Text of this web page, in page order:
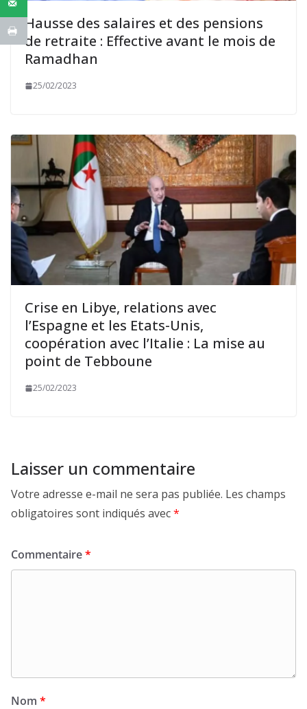
Hausse des salaires et des pensions
de retraite : Effective avant le mois de
Ramadhan
25/02/2023
Crise en Libye, relations avec
l’Espagne et les Etats-Unis,
coopération avec l’Italie : La mise au
point de Tebboune
25/02/2023
Laisser un commentaire
Votre adresse e-mail ne sera pas publiée. Les champs
obligatoires sont indiqués avec*
Commentaire*
Nom *